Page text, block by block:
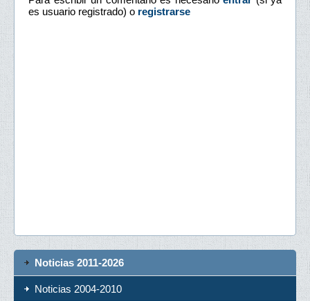
es usuario registrado) o registrarse
Noticias 2011-2026
Noticias 2004-2010